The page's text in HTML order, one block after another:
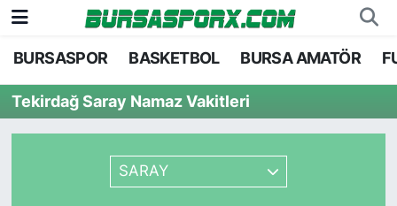
BURSASPOR BASKETBOL BURSA AMATÖR
Tekirdağ Saray Namaz Vakitleri
SARAY
Bursaspor
Futbol
Basketbol
Bursa Nöbetçi Eczaneler
Bursa Hava Durumu
Bursa Namaz Vakitleri